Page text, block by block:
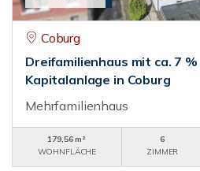
Coburg
Dreifamilienhaus mit ca. 7
Kapitalanlage in Coburg
Mehrfamilienhaus
179,56 m²
WOHNFLÄCHE
6
ZIMMER